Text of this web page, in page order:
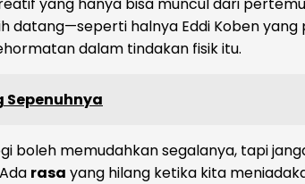
datang—seperti halnya Eddi Koben
dalam tindakan fisik itu.
Sepenuhnya
boleh memudahkan segalanya, tapi
rasa yang hilang ketika kita